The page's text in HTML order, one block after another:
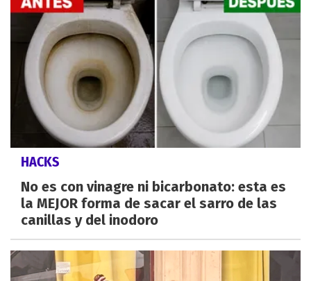
HACKS
No es con vinagre ni bicarbonato: esta es
la MEJOR forma de sacar el sarro de las
canillas y del inodoro